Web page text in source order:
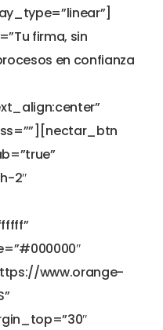
firma, sin
en confianza
2″
www.orange-